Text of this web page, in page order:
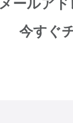
メールア
今すぐ